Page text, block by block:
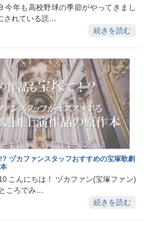
今年も高校野球の季節がやってきまし
されている読…
続きを読む
ヅカファンスタッフおすすめの宝塚歌劇
こんにちは！ ヅカファン(宝塚ファン)
ころでみ…
続きを読む